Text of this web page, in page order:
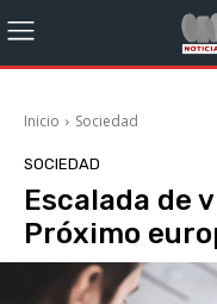
Inicio Sociedad
SOCIEDAD
Escalada de
Próximo